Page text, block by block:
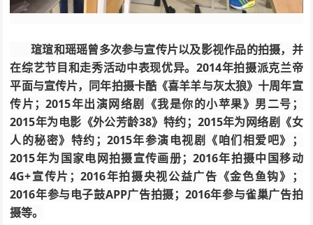
瑄瑄和瑶瑶曾多次参与宣传片以及影视作品的拍摄，并
在综艺节目和走秀活动中表现优异。2014年拍摄派克兰帝
平面与宣传片，同年拍摄卡酷《喜羊羊与灰太狼》十周年宣
传片；2015年出演网络剧《我是你的小苹果》男二号；
2015年为电影《外公芳龄38》特约；2015年为网络剧《女
人的秘密》特约；2015年参演电视剧《咱们相爱吧》；
2015年为国家电网拍摄宣传画册；2016年拍摄中国移动
4G+宣传片；2016年拍摄央视公益广告《金色鱼钩》；
2016年参与电子鼓APP广告拍摄；2016年参与雀巢广告拍
摄等。